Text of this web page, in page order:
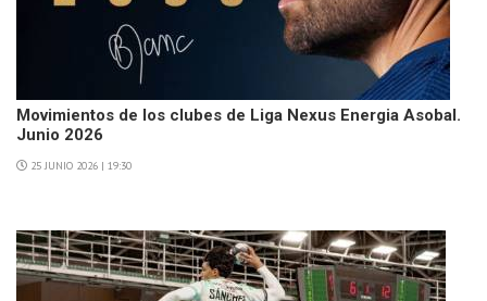
Movimientos de los clubes de Liga Nexus Energia Asobal.
Junio 2026
25 JUNIO 2026 | 19:30